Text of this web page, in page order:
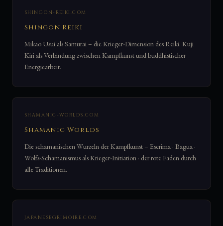
SHINGON-REIKI.COM
Shingon Reiki
Mikao Usui als Samurai – die Krieger-Dimension des Reiki. Kuji
Kiri als Verbindung zwischen Kampfkunst und buddhistischer
Energiearbeit.
SHAMANIC-WORLDS.COM
Shamanic Worlds
Die schamanischen Wurzeln der Kampfkunst – Escrima · Bagua ·
Wolfs-Schamanismus als Krieger-Initiation · der rote Faden durch
alle Traditionen.
JAPANESEGRIMOIRE.COM